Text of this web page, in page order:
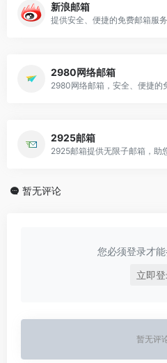
新浪邮箱
提供安全、便捷的免费邮箱服
2980网络邮箱
2980网络邮箱，安全、便捷的
2925邮箱
2925邮箱提供无限子邮箱，助
暂无评论
您必须登录才能
立即
暂无评